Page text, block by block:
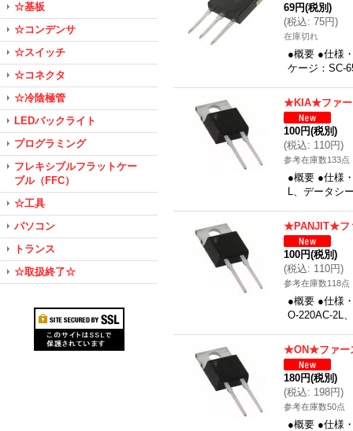
☆基板
☆コンデンサ
☆スイッチ
☆コネクタ
☆冷陰極管
LEDバックライト
プログラミング
フレキシブルフラットケー
ブル（FFC）
☆工具
パソコン
トランス
☆取扱終了☆
69円(税別)
(税込: 75円)
在庫切れ
●概要 ●仕様
ケージ：SC-
★KIA★ファー
100円(税別)
(税込: 110円)
参考在庫数133点
●概要 ●仕様
L、データシ
★PANJIT★フ
100円(税別)
(税込: 110円)
参考在庫数118点
●概要 ●仕様
O-220AC-2L
★ON★ファー
180円(税別)
(税込: 198円)
参考在庫数50点
●概要 ●仕様